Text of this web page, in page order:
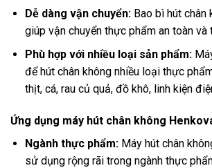
Dễ dàng vận chuyển:Bao bì hút chân
giúp vận chuyển thực phẩm an toàn và
Phù hợp với nhiều loại sản phẩm:
để hút chân không nhiều loại thực
thịt, cá, rau củ quả, đồ khô, linh kiện
Ứng dụng máy hút chân không
Ngành thực phẩm:Máy hút chân
sử dụng rộng rãi trong ngành thực